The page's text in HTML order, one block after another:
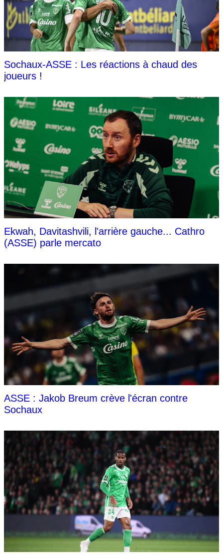
Sochaux-ASSE : Les réactions à chaud des
joueurs !
Ekwah, Davitashvili, l'arrière gauche... Cathro
(ASSE) parle mercato
ASSE : Jakob Breum crève l'écran contre
Sochaux